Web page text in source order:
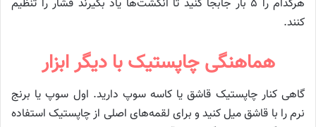
هرکدام را ۵ بار جابجا کنید تا انگشت‌ها یاد بگیرند فشار را تنظیم
کنند.
هماهنگی چاپستیک با دیگر ابزار
گاهی کنار چاپستیک قاشق یا کاسه سوپ دارید. اول سوپ یا برنج
نرم را با قاشق میل کنید و برای لقمه‌های اصلی از چاپستیک استفاده